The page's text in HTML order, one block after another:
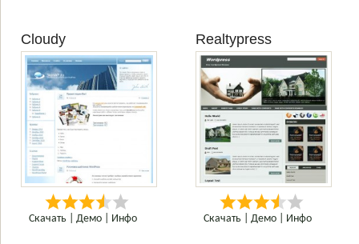
Cloudy
Скачать Демо Инфо
Realtypress
Скачать Демо Инфо